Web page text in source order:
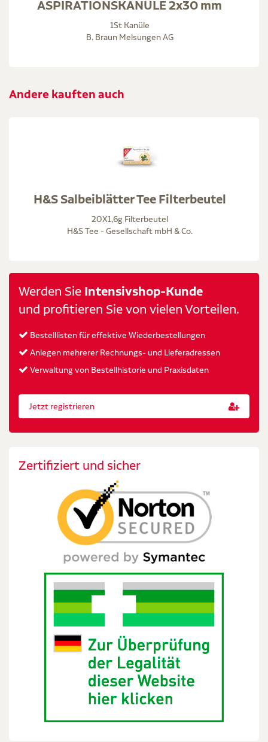
ASPIRATIONSKANÜLE 2x30 mm
1St Kanüle
B. Braun Melsungen AG
Andere kauften auch
H&S Salbeiblätter Tee Filterbeutel
20X1,6g Filterbeutel
H&S Tee - Gesellschaft mbH & Co.
Werden Sie Intensivshop-Kunde
und profitieren Sie von vielen Vorteilen.
Bestelllisten für effektive Wiederbestellungen
Anlegen mehrerer Rechnungs- und Lieferadressen
Verwaltung von Bestellhistorie und Praxisdaten
Jetzt registrieren
Zertifiziert und sicher